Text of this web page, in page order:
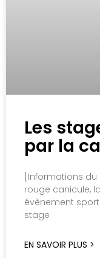
Les
par la
[Informations du
rouge canicule,
évènement
stage
EN SAVOIR PLUS >